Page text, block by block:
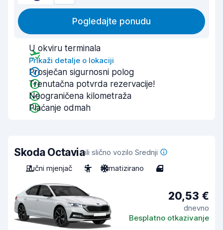
Pogledajte ponudu
U okviru terminala
Prikaži detalje o lokaciji
Prosječan sigurnosni polog
Trenutačna potvrda rezervacije!
Neograničena kilometraža
Plaćanje odmah
Skoda Octaviaili slično vozilo Srednji
Ručni mjenjač
5 Klimatizirano 4
20,53 €
dnevno
Besplatno otkazivanje